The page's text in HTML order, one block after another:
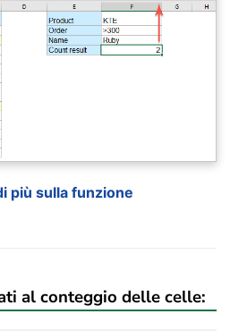
più sulla funzione
al conteggio delle celle: